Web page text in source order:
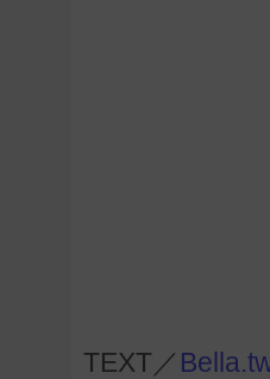
TEXT／